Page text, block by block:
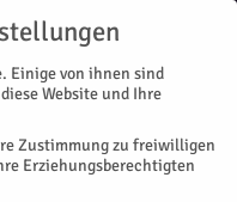
Einige von ihnen sind
Website und Ihre
Zustimmung zu freiwilligen
Erziehungsberechtigten